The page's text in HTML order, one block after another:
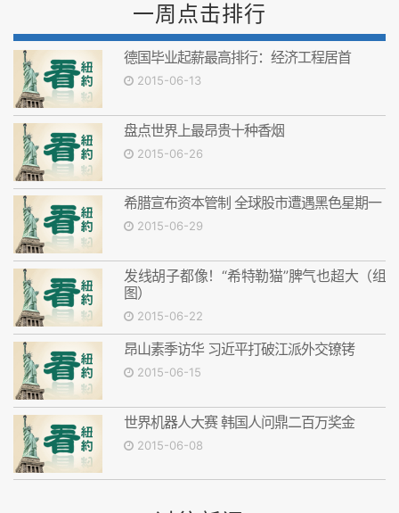
一周点击排行
德国毕业起薪最高排行：经济工程居首
2015-06-13
盘点世界上最昂贵十种香烟
2015-06-26
希腊宣布资本管制 全球股市遭遇黑色星期一
2015-06-29
发线胡子都像！“希特勒猫”脾气也超大（组
图）
2015-06-22
昂山素季访华 习近平打破江派外交镣铐
2015-06-15
世界机器人大赛 韩国人问鼎二百万奖金
2015-06-08